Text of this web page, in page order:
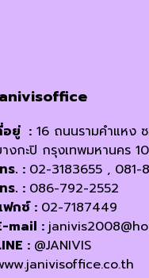
อยู่ : 16 ถนนรามคำแหง
งกะปิ กรุงเทพมหานคร
ร. : 02-3183655 , 081-
ร. : 086-792-2552
กซ์ : 02-7187449
mail :
: @JANIVIS